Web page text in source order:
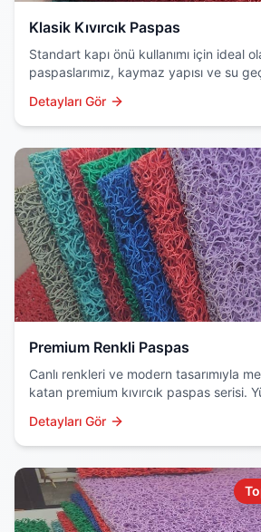
Klasik Kıvırcık Paspas
Standart kapı önü kullanımı için ideal
paspaslarımız, kaymaz yapısı ve su
Detayları Gör
Premium Renkli Paspas
Canlı renkleri ve modern tasarımıyla
katan premium kıvırcık paspas serisi.
Detayları Gör